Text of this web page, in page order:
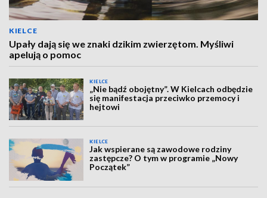
KIELCE
Upały dają się we znaki dzikim zwierzętom. Myśliwi
apelują o pomoc
KIELCE
„Nie bądź obojętny”. W Kielcach odbędzie
się manifestacja przeciwko przemocy i
hejtowi
KIELCE
Jak wspierane są zawodowe rodziny
zastępcze? O tym w programie „Nowy
Początek”